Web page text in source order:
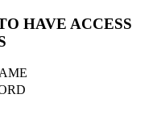
HAVE ACCESS